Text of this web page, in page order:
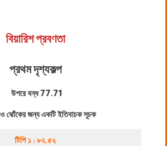
বিয়ারিশ প্রবণতা
প্রথম দৃশ্যকল্প
উপরে বন্ধ77.71
ঝোঁকের জন্য একটি ইতিবাচক সূচক
টিপি ১ : ৮২.৫২